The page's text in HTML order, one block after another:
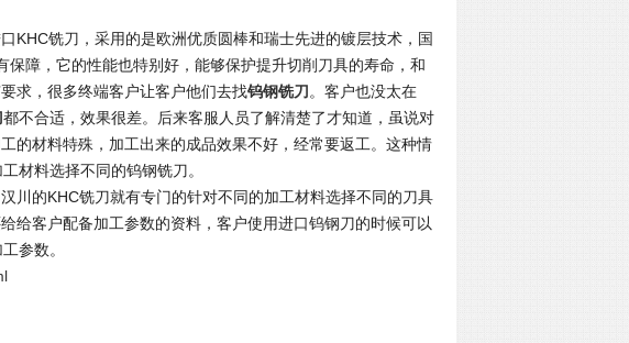
KHC铣刀，采用的是欧洲优质圆棒和瑞士先进的镀层技术，国
保障，它的性能也特别好，能够保护提升切削刀具的寿命，和
求，很多终端客户让客户他们去找钨钢铣刀。客户也没太在
都不合适，效果很差。后来客服人员了解清楚了才知道，虽说对
的材料特殊，加工出来的成品效果不好，经常要返工。这种情
材料选择不同的钨钢铣刀。
川的KHC铣刀就有专门的针对不同的加工材料选择不同的刀具
给客户配备加工参数的资料，客户使用进口钨钢刀的时候可以
参数。